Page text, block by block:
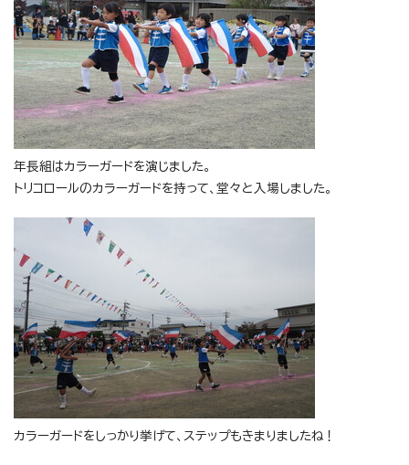
年長組はカラーガードを演じました。
トリコロールのカラーガードを持って、堂々と入場しました。
カラーガードをしっかり挙げて、ステップもきまりましたね！